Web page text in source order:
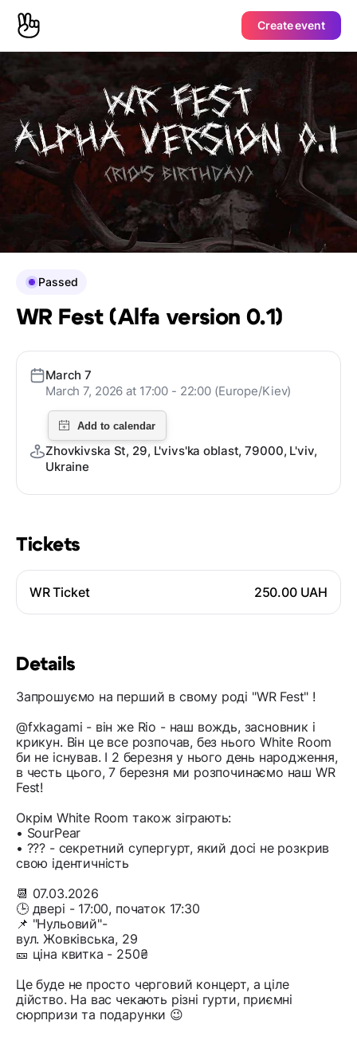
Create event
Tickets
WR Ticket 250.00 UAH
Details
Запрошуємо на перший в свому роді "WR Fest" !
@fxkagami - він же Rio - наш вождь, засновник і
крикун. Він це все розпочав, без нього White Room
би не існував. І 2 березня у нього день народження,
в честь цього, 7 березня ми розпочинаємо наш WR
Fest!
Окрім White Room також зіграють:
• SourPear
• ??? - секретний супергурт, який досі не розкрив
свою ідентичність
📆 07.03.2026
🕒 двері - 17:00, початок 17:30
📌 "Нульовий"-
вул. Жовківська, 29
🎫 ціна квитка - 250₴
Це буде не просто черговий концерт, а ціле
дійство. На вас чекають різні гурти, приємні
сюрпризи та подарунки 😉
Passed
WR Fest (Alfa version 0.1)
March 7
March 7, 2026 at 17:00 - 22:00 (Europe/Kiev)
Zhovkivska St, 29, L'vivs'ka oblast, 79000, L'viv,
Ukraine